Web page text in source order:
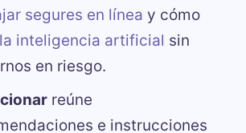
segures en línea y cómo
inteligencia artificial sin
en riesgo.
reúne
e instrucciones